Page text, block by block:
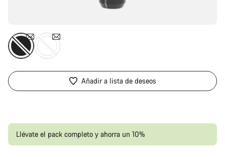
Añadir a lista de deseos
Llévate el pack completo y ahorra un 10%